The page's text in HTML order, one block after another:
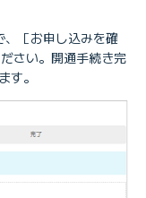
、［お申し込みを確
さい。開通手続き完
す。